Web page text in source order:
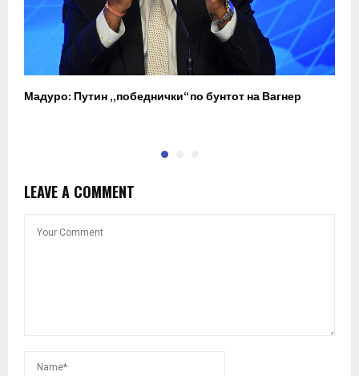
Мадуро: Путин „победнички“ по бунтот на Вагнер
LEAVE A COMMENT